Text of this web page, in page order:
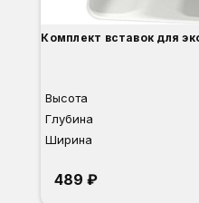
Комплект вставок для
Высота
Глубина
Ширина
489 ₽